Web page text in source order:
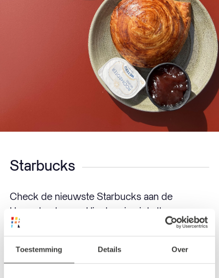
Toestemming Details Over
Starbucks
Check de nieuwste Starbucks aan de
Hoogstraat eens. Hier kun je niet alleen
genieten van je favoriete koffieklassiekers,
maar ook van heerlijke traktaties die perfect
samengaan met je brouwsel. Van smeuïge